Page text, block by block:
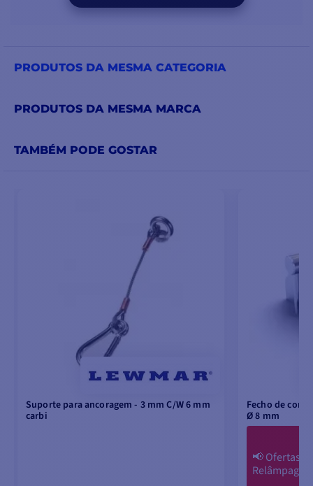
PRODUTOS DA MESMA CATEGORIA
PRODUTOS DA MESMA MARCA
TAMBÉM PODE GOSTAR
Suporte para ancoragem - 3 mm C/W 6 mm
carbi
Fecho de
Ø 8 mm
📢Ofertas
Relâmpago